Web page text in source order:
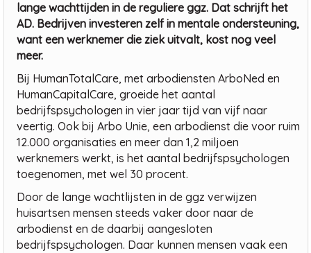
lange wachttijden in de reguliere ggz. Dat schrijft het
AD. Bedrijven investeren zelf in mentale ondersteuning,
want een werknemer die ziek uitvalt, kost nog veel
meer.
Bij HumanTotalCare, met arbodiensten ArboNed en
HumanCapitalCare, groeide het aantal
bedrijfspsychologen in vier jaar tijd van vijf naar
veertig. Ook bij Arbo Unie, een arbodienst die voor ruim
12.000 organisaties en meer dan 1,2 miljoen
werknemers werkt, is het aantal bedrijfspsychologen
toegenomen, met wel 30 procent.
Door de lange wachtlijsten in de ggz verwijzen
huisartsen mensen steeds vaker door naar de
arbodienst en de daarbij aangesloten
bedrijfspsychologen. Daar kunnen mensen vaak een